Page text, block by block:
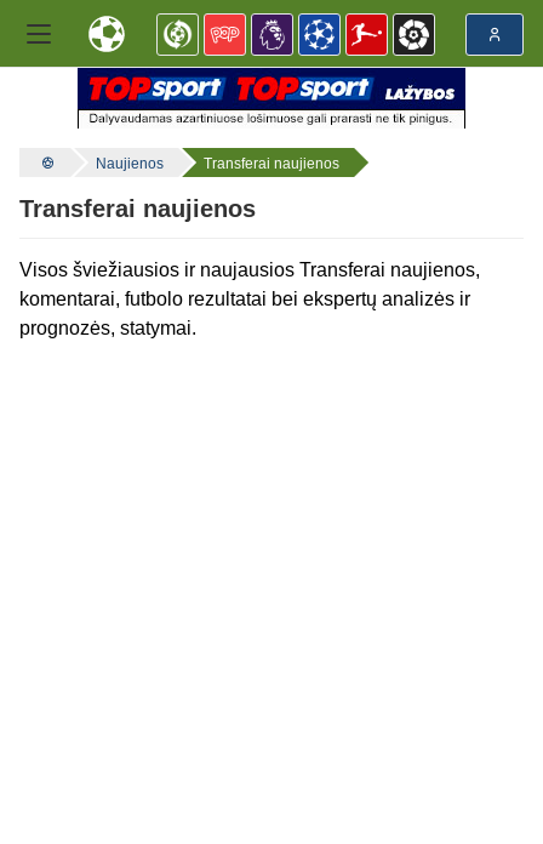
Naujienos Transferai naujienos
Transferai naujienos
Visos šviežiausios ir naujausios Transferai naujienos,
komentarai, futbolo rezultatai bei ekspertų analizės ir
prognozės, statymai.